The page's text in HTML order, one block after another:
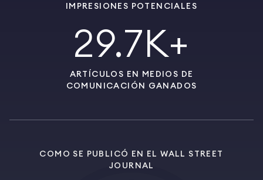
IMPRESIONES POTENCIALES
29.7K+
ARTÍCULOS EN MEDIOS DE
COMUNICACIÓN GANADOS
COMO SE PUBLICÓ EN EL WALL STREET
JOURNAL